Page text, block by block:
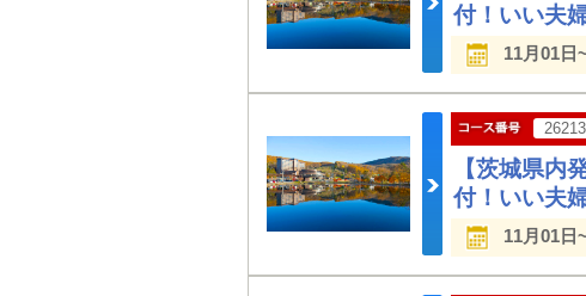
付！いい夫
11月01日
【茨城県内
付！いい夫
11月01日